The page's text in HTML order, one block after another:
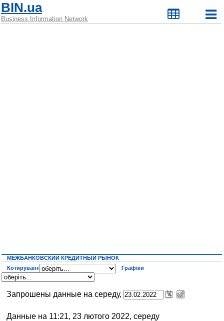
BIN.ua
Business Information Network
МЕЖБАНКОВСКИЙ КРЕДИТНЫЙ РЫНОК
Котирування
Графіки
Запрошены данные на середу,
Данные на 11:21, 23 лютого 2022, середу